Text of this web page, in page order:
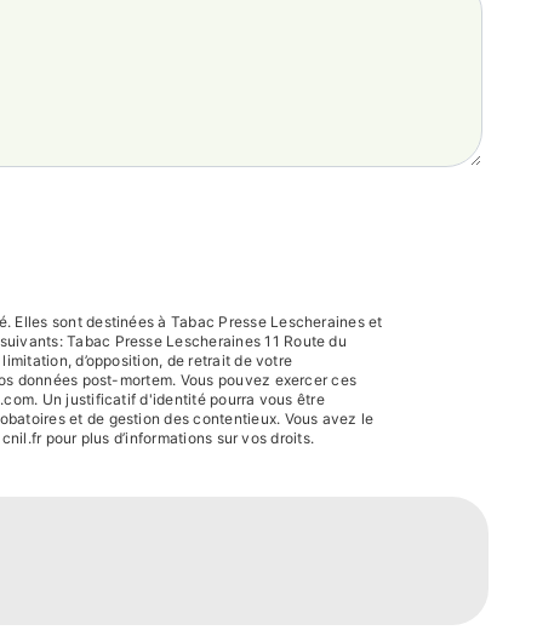
sont destinées à Tabac Presse Lescheraines et
Tabac Presse Lescheraines 11 Route du
d’opposition, de retrait de votre
données post-mortem. Vous pouvez exercer ces
Un justificatif d'identité pourra vous être
et de gestion des contentieux. Vous avez le
pour plus d’informations sur vos droits.